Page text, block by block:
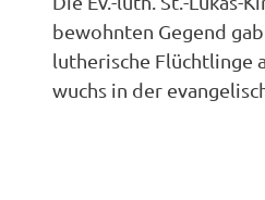
bewohnten Gegend
lutherische Flüchtlinge
wuchs in der